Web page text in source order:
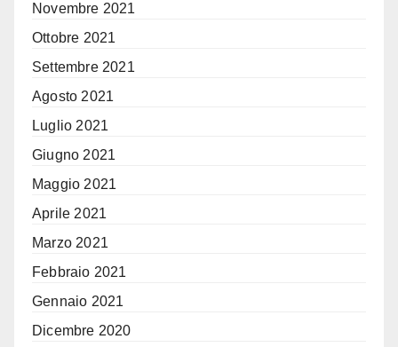
Novembre 2021
Ottobre 2021
Settembre 2021
Agosto 2021
Luglio 2021
Giugno 2021
Maggio 2021
Aprile 2021
Marzo 2021
Febbraio 2021
Gennaio 2021
Dicembre 2020